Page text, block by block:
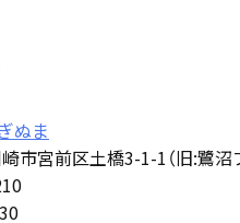
ぬま
宮前区土橋3-1-1（旧:鷺沼